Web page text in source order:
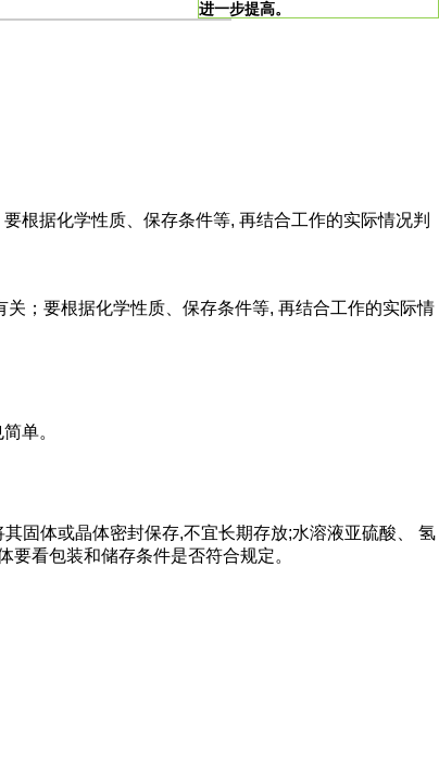
进一步提高。
根据化学性质、保存条件等, 再结合工作的实际情况判
；要根据化学性质、保存条件等, 再结合工作的实际情
单。
固体或晶体密封保存,不宜长期存放;水溶液亚硫酸、 氢
看包装和储存条件是否符合规定。